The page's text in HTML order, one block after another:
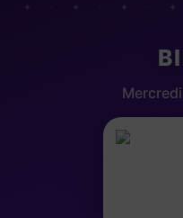
✦ · ✦ · ✦ ·